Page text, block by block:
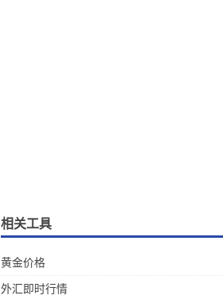
相关工具
黄金价格
外汇即时行情